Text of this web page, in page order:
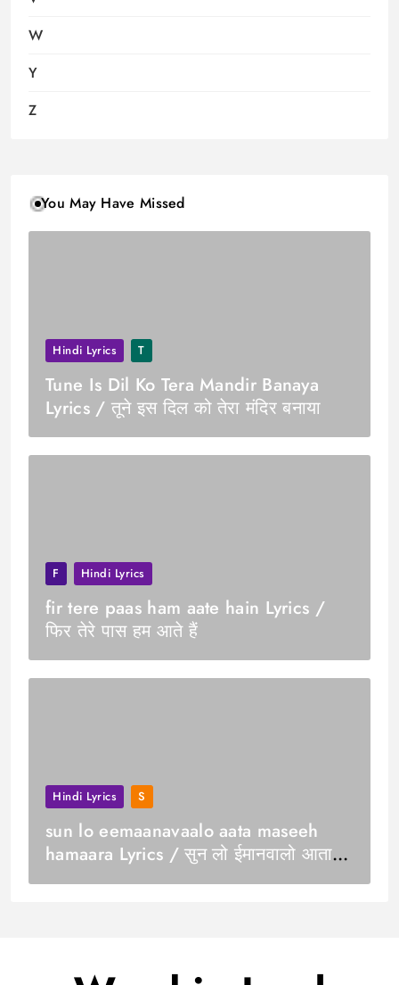
W
Y
Z
You May Have Missed
Hindi Lyrics T
Tune Is Dil Ko Tera Mandir Banaya
Lyrics / तूने इस दिल को तेरा मंदिर बनाया
F Hindi Lyrics
fir tere paas ham aate hain Lyrics /
फिर तेरे पास हम आते हैं
Hindi Lyrics S
sun lo eemaanavaalo aata maseeh
hamaara Lyrics / सुन लो ईमानवालो आता
मसीह हमारा